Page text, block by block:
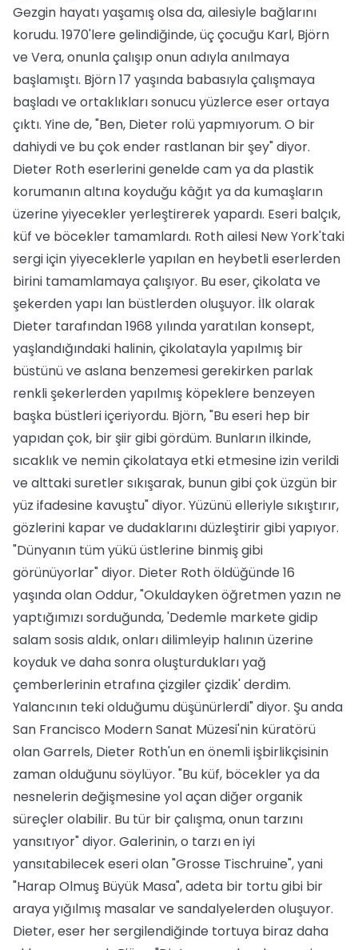
Gezgin hayatı yaşamış olsa da, ailesiyle bağlarını
korudu. 1970'lere gelindiğinde, üç çocuğu Karl, Björn
ve Vera, onunla çalışıp onun adıyla anılmaya
başlamıştı. Björn 17 yaşında babasıyla çalışmaya
başladı ve ortaklıkları sonucu yüzlerce eser ortaya
çıktı. Yine de, "Ben, Dieter rolü yapmıyorum. O bir
dahiydi ve bu çok ender rastlanan bir şey" diyor.
Dieter Roth eserlerini genelde cam ya da plastik
korumanın altına koyduğu kâğıt ya da kumaşların
üzerine yiyecekler yerleştirerek yapardı. Eseri balçık,
küf ve böcekler tamamlardı. Roth ailesi New York'taki
sergi için yiyeceklerle yapılan en heybetli eserlerden
birini tamamlamaya çalışıyor. Bu eser, çikolata ve
şekerden yapı lan büstlerden oluşuyor. İlk olarak
Dieter tarafından 1968 yılında yaratılan konsept,
yaşlandığındaki halinin, çikolatayla yapılmış bir
büstünü ve aslana benzemesi gerekirken parlak
renkli şekerlerden yapılmış köpeklere benzeyen
başka büstleri içeriyordu. Björn, "Bu eseri hep bir
yapıdan çok, bir şiir gibi gördüm. Bunların ilkinde,
sıcaklık ve nemin çikolataya etki etmesine izin verildi
ve alttaki suretler sıkışarak, bunun gibi çok üzgün bir
yüz ifadesine kavuştu" diyor. Yüzünü elleriyle sıkıştırır,
gözlerini kapar ve dudaklarını düzleştirir gibi yapıyor.
"Dünyanın tüm yükü üstlerine binmiş gibi
görünüyorlar" diyor. Dieter Roth öldüğünde 16
yaşında olan Oddur, "Okuldayken öğretmen yazın ne
yaptığımızı sorduğunda, 'Dedemle markete gidip
salam sosis aldık, onları dilimleyip halının üzerine
koyduk ve daha sonra oluşturdukları yağ
çemberlerinin etrafına çizgiler çizdik' derdim.
Yalancının teki olduğumu düşünürlerdi" diyor. Şu anda
San Francisco Modern Sanat Müzesi'nin küratörü
olan Garrels, Dieter Roth'un en önemli işbirlikçisinin
zaman olduğunu söylüyor. "Bu küf, böcekler ya da
nesnelerin değişmesine yol açan diğer organik
süreçler olabilir. Bu tür bir çalışma, onun tarzını
yansıtıyor" diyor. Galerinin, o tarzı en iyi
yansıtabilecek eseri olan "Grosse Tischruine", yani
"Harap Olmuş Büyük Masa", adeta bir tortu gibi bir
araya yığılmış masalar ve sandalyelerden oluşuyor.
Dieter, eser her sergilendiğinde tortuya biraz daha